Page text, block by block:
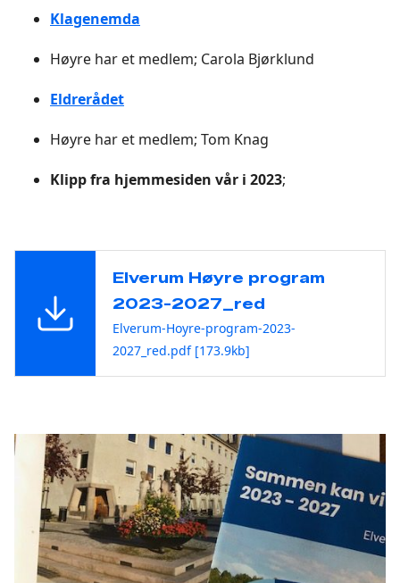
Klagenemda
Høyre har et medlem; Carola Bjørklund
Eldrerådet
Høyre har et medlem; Tom Knag
Klipp fra hjemmesiden vår i 2023;
Elverum Høyre program
2023-2027_red
Elverum-Hoyre-program-2023-
2027_red.pdf [173.9kb]